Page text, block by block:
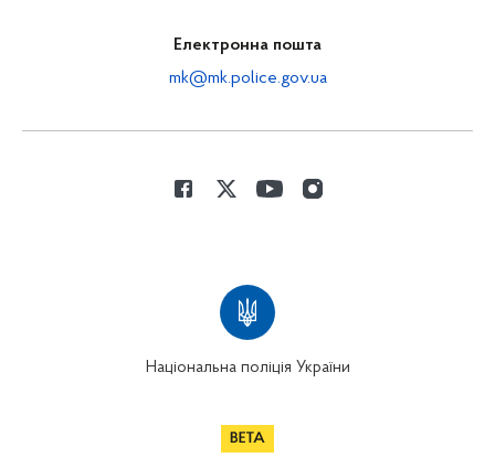
Електронна пошта
mk@mk.police.gov.ua
Національна поліція України